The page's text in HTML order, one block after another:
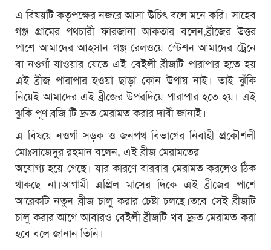
এ বিষয়টি কতৃপক্ষের নজরে আসা উচিৎ বলে মনে করি। সাহেব
গঞ্জ গ্রামের পথচারী ফারজানা আকতার বলেন,ব্রীজের উত্তর
পাশে আমাদের আহসান গঞ্জ রেলওয়ে স্টেশন আমাদের ট্রেনে
বা নওগাঁ যাওয়ার যেতে এই বেইলী ব্রীজটি পারাপার হতে হয়
এই ব্রীজ পারাপার হওয়া ছাড়া কোন উপায় নাই। তাই ঝুঁকি
নিয়েই আমাদের এই ব্রীজের উপরদিয়ে পারাপার হতে হয়। এই
ঝুকি পূণ ব্রজি টি দ্রুত মেরামত করার দাবী জানাই।
এ বিষয়ে নওগাঁ সড়ক ও জনপথ বিভাগের নিবাহী প্রকৌশলী
মোঃসাজেদুর রহমান বলেন, এই ব্রীজ মেরামতের
অযোগ্য হয়ে গেছে। যার কারণে বারবার মেরামত করলেও ঠিক
থাকছে না।আগামী এপ্রিল মাসের দিকে এই ব্রীজের পাশে
আরেকটি নতুন ব্রীজ চালু করার চেষ্টা চলছে।তবে সেই ব্রীজটি
চালু করার আগে আবারও বেইলী ব্রীজটি খব দ্রুত মেরামত করা
হবে বলে জানান তিনি।